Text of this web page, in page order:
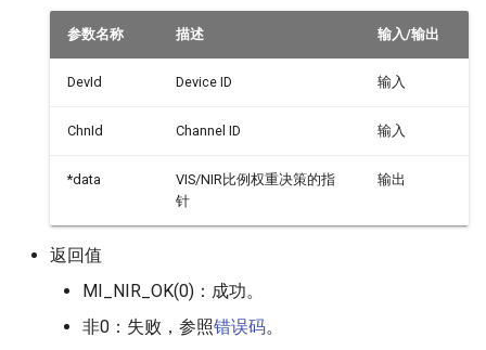
参数名称 描述 输入/输出
DevId Device ID 输入
ChnId Channel ID 输入
*data
VIS/NIR比例权重决策的指
针
输出
返回值
MI_NIR_OK(0)：成功。
非0：失败，参照错误码。